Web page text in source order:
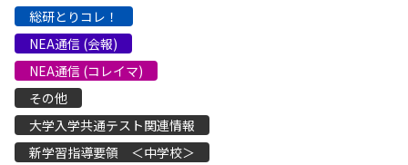
総研とりコレ！
NEA通信 (会報)
NEA通信 (コレイマ)
その他
大学入学共通テスト関連情報
新学習指導要領 ＜中学校＞